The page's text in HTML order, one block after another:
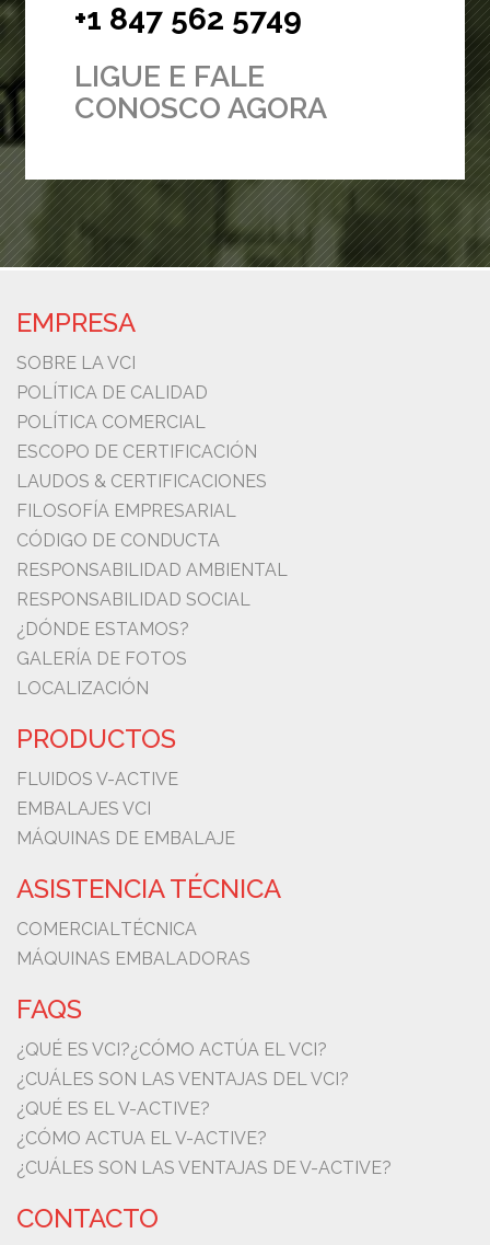
+1 847 562 5749
LIGUE E FALE
CONOSCO AGORA
EMPRESA
SOBRE LA VCI
POLÍTICA DE CALIDAD
POLÍTICA COMERCIAL
ESCOPO DE CERTIFICACIÓN
LAUDOS & CERTIFICACIONES
FILOSOFÍA EMPRESARIAL
CÓDIGO DE CONDUCTA
RESPONSABILIDAD AMBIENTAL
RESPONSABILIDAD SOCIAL
¿DÓNDE ESTAMOS?
GALERÍA DE FOTOS
LOCALIZACIÓN
PRODUCTOS
FLUIDOS V-ACTIVE
EMBALAJES VCI
MÁQUINAS DE EMBALAJE
ASISTENCIA TÉCNICA
COMERCIALTÉCNICA
MÁQUINAS EMBALADORAS
FAQS
¿QUÉ ES VCI?¿CÓMO ACTÚA EL VCI?
¿CUÁLES SON LAS VENTAJAS DEL VCI?
¿QUÉ ES EL V-ACTIVE?
¿CÓMO ACTUA EL V-ACTIVE?
¿CUÁLES SON LAS VENTAJAS DE V-ACTIVE?
CONTACTO